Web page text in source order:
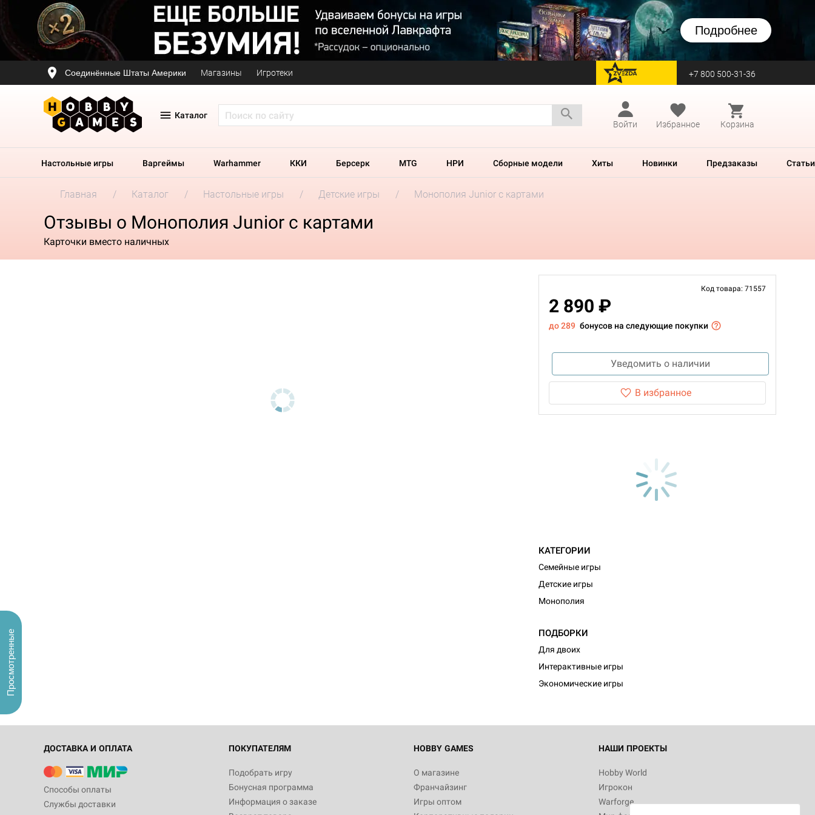
Подробнее
Соединённые Штаты Америки Магазины Игротеки перейти на Zvezda +7 800 500-31-36
Каталог
Войти
Избранное Корзина
Настольные игры Варгеймы Warhammer ККИ Берсерк MTG НРИ Сборные модели Хиты Новинки Предзаказы Статьи
Главная Каталог Настольные игры Детские игры Монополия Junior с картами
Отзывы о Монополия Junior с картами
Карточки вместо наличных
Код товара: 71557
2 890 ₽
до 289 бонусов на следующие покупки
Уведомить о наличии
В избранное
КАТЕГОРИИ
Семейные игры
Детские игры
Монополия
ПОДБОРКИ
Для двоих
Интерактивные игры
Экономические игры
ДОСТАВКА И ОПЛАТА
Способы оплаты
Службы доставки
ПОКУПАТЕЛЯМ
Подобрать игру
Бонусная программа
Информация о заказе
HOBBY GAMES
О магазине
Франчайзинг
Игры оптом
НАШИ ПРОЕКТЫ
Hobby World
Игрокон
Warforge
Просмотренные
Настольная игра Hobby World Монстры
Белая смерть
12 990
Настольная игра Hobby World Берсерк.